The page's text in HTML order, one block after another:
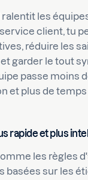
les
client, tu
réduire les
garder le tout
passe moins
et plus de temps
rapide et plus
les règles
basées sur les